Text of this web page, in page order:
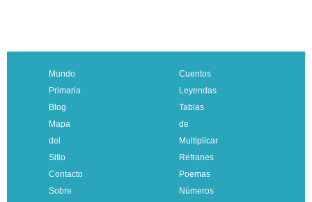
Mundo
Primaria
Blog
Mapa
del
Sitio
Contacto
Sobre
Cuentos
Leyendas
Tablas
de
Multiplicar
Refranes
Poemas
Números